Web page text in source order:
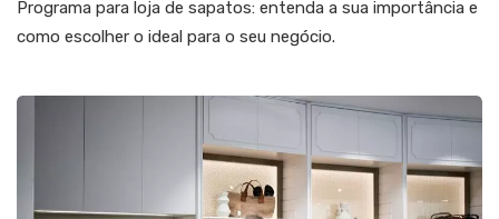
Programa para loja de sapatos: entenda a sua importância e
como escolher o ideal para o seu negócio.